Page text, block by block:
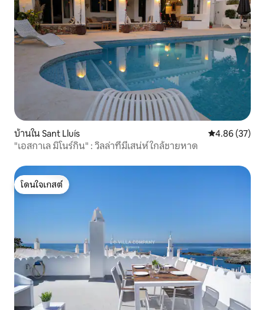
บ้านใน Sant Lluís คะแนนเฉลี่ย
4.86 (37)
"เอสกาเล มิโนร์กิน" : วิลล่าที่มีเสน่ห์ ใกล้ชายหาด
โดนใจเกสต์
โดนใจเกสต์